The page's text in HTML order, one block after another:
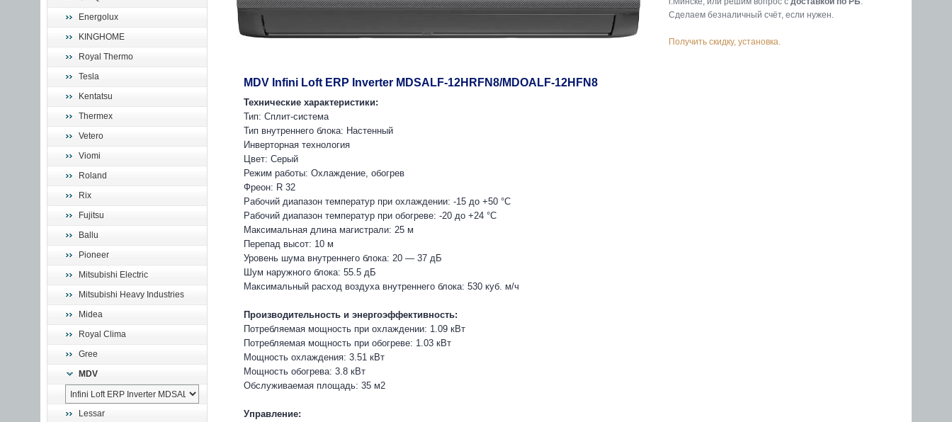
Energolux
KINGHOME
Royal Thermo
Tesla
Kentatsu
Thermex
Vetero
Viomi
Roland
Rix
Fujitsu
Ballu
Pioneer
Mitsubishi Electric
Mitsubishi Heavy Industries
Midea
Royal Clima
Gree
MDV
Lessar
Cделаем безналичный счёт, если нужен.
Получить скидку, установка.
MDV Infini Loft ERP Inverter MDSALF-12HRFN8/MDOALF-12HFN8
Технические характеристики:
Тип: Сплит-система
Тип внутреннего блока: Настенный
Инверторная технология
Цвет: Cерый
Режим работы: Охлаждение, обогрев
Фреон: R 32
Рабочий диапазон температур при охлаждении: -15 до +50 °C
Рабочий диапазон температур при обогреве: -20 до +24 °C
Максимальная длина магистрали: 25 м
Перепад высот: 10 м
Уровень шума внутреннего блока: 20 — 37 дБ
Шум наружного блока: 55.5 дБ
Максимальный расход воздуха внутреннего блока: 530 куб. м/ч
Производительность и энергоэффективность:
Потребляемая мощность при охлаждении: 1.09 кВт
Потребляемая мощность при обогреве: 1.03 кВт
Мощность охлаждения: 3.51 кВт
Мощность обогрева: 3.8 кВт
Обслуживаемая площадь: 35 м2
Управление: